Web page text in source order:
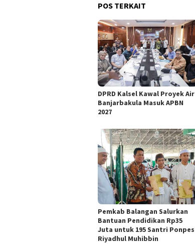
POS TERKAIT
DPRD Kalsel Kawal Proyek Air
Banjarbakula Masuk APBN
2027
Pemkab Balangan Salurkan
Bantuan Pendidikan Rp35
Juta untuk 195 Santri Ponpes
Riyadhul Muhibbin